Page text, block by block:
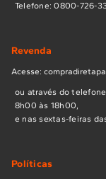
Telefone: 0800-726-
Revenda
Acesse:
ou através do
8h00 às 18h00,
e nas sextas-feiras
Políticas